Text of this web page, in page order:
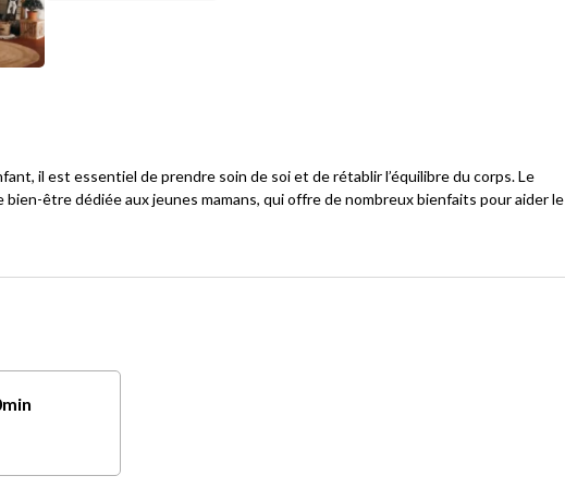
il est essentiel de prendre soin de soi et de rétablir l’équilibre du corps. Le
être dédiée aux jeunes mamans, qui offre de nombreux bienfaits pour aider le